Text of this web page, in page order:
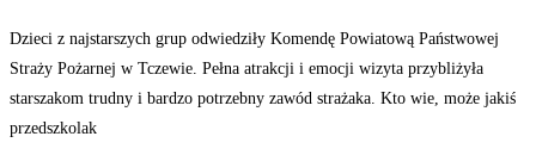
Dzieci z najstarszych grup odwiedziły Komendę Powiatową Państwowej
Straży Pożarnej w Tczewie. Pełna atrakcji i emocji wizyta przybliżyła
starszakom trudny i bardzo potrzebny zawód strażaka. Kto wie, może jakiś
przedszkolak